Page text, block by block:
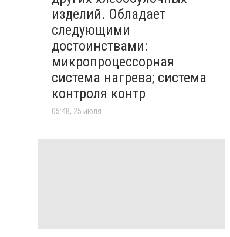
изделий. Обладает
следующими
достоинствами:
микропроцессорная
система нагрева; система
контроля контр
05:48, 25 июля